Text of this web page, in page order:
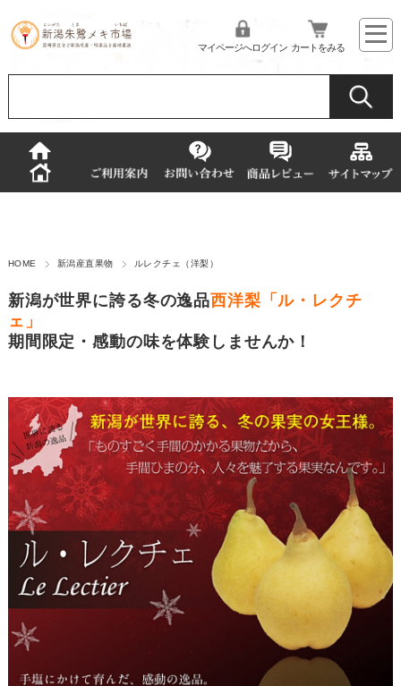
マイページへログイン カートをみる
HOME 新潟産直果物 ルレクチェ（洋梨）
新潟が世界に誇る冬の逸品西洋梨「ル・レクチ
ェ」
期間限定・感動の味を体験しませんか！